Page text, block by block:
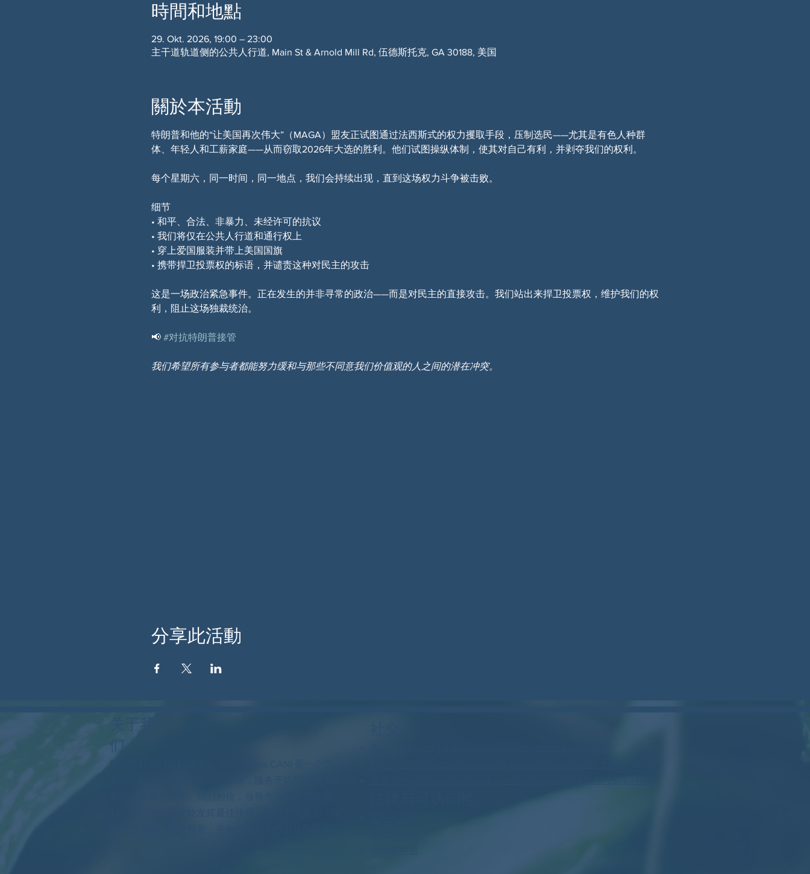
時間和地點
29. Okt. 2026, 19:00 – 23:00
主干道轨道侧的公共人行道, Main St & Arnold Mill Rd, 伍德斯托克, GA 30188, 美国
關於本活動
特朗普和他的“让美国再次伟大”（MAGA）盟友正试图通过法西斯式的权力攫取手段，压制选民——尤其是有色人种群
体、年轻人和工薪家庭——从而窃取2026年大选的胜利。他们试图操纵体制，使其对自己有利，并剥夺我们的权利。
每个星期六，同一时间，同一地点，我们会持续出现，直到这场权力斗争被击败。
细节
• 和平、合法、非暴力、未经许可的抗议
• 我们将仅在公共人行道和通行权上
• 穿上爱国服装并带上美国国旗
• 携带捍卫投票权的标语，并谴责这种对民主的攻击
这是一场政治紧急事件。正在发生的并非寻常的政治——而是对民主的直接攻击。我们站出来捍卫投票权，维护我们的权
利，阻止这场独裁统治。
📢 #对抗特朗普接管
我们希望所有参与者都能努力缓和与那些不同意我们价值观的人之间的潜在冲突。
分享此活動